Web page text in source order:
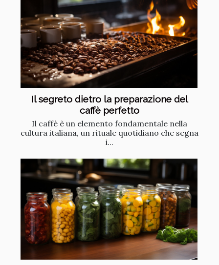
Il segreto dietro la preparazione del
caffè perfetto
Il caffè è un elemento fondamentale nella
cultura italiana, un rituale quotidiano che segna
i...